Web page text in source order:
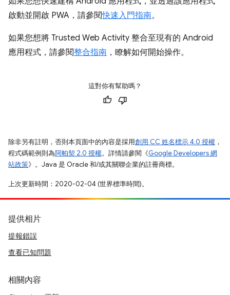
啟動並開啟 PWA，請參閱快速入門指南。
如果您想將 Trusted Web Activity 整合至現有的 Android
應用程式，請參閱整合指南 ，瞭解如何開始操作。
這對你有幫助嗎？
除非另有註明，否則本頁面中的內容是採用創用 CC 姓名標示 4.0 授權 ，
程式碼範例則為阿帕契 2.0 授權。詳情請參閱《Google Developers 網
站政策》。Java 是 Oracle 和/或其關聯企業的註冊商標。
上次更新時間：2020-02-04 (世界標準時間)。
提供相片
提報錯誤
查看已知問題
相關內容